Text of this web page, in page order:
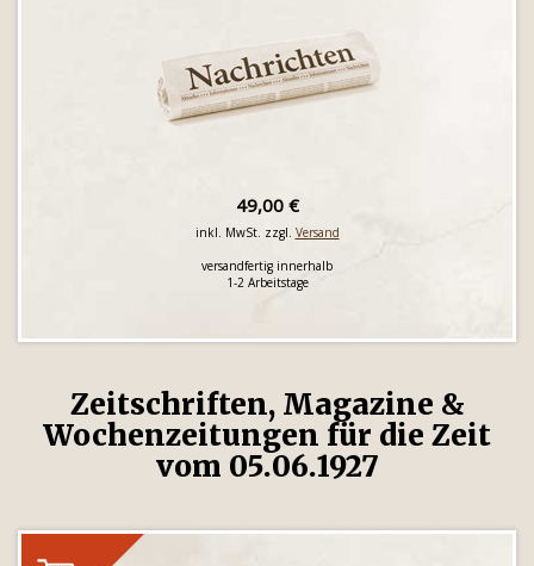
49,00 €
inkl. MwSt. zzgl. Versand
versandfertig innerhalb
1-2 Arbeitstage
Zeitschriften, Magazine &
Wochenzeitungen für die Zeit
vom 05.06.1927